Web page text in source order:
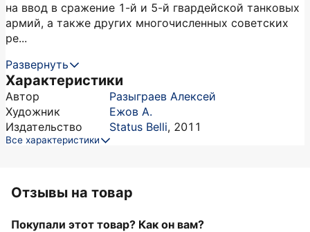
на ввод в сражение 1-й и 5-й гвардейской танковых
армий, а также других многочисленных советских
ре...
Развернуть
Характеристики
Автор
Разыграев Алексей
Художник
Ежов А.
Издательство
Status Belli, 2011
Все характеристики
Отзывы на товар
Покупали этот товар? Как он вам?